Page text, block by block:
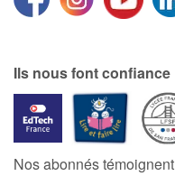
Ils nous font confiance
Nos abonnés témoignent